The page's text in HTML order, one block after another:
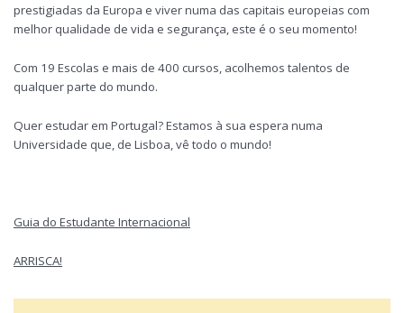
prestigiadas da Europa e viver numa das capitais europeias com
melhor qualidade de vida e segurança, este é o seu momento!
Com 19 Escolas e mais de 400 cursos, acolhemos talentos de
qualquer parte do mundo.
Quer estudar em Portugal? Estamos à sua espera numa
Universidade que, de Lisboa, vê todo o mundo!
Guia do Estudante Internacional
ARRISCA!